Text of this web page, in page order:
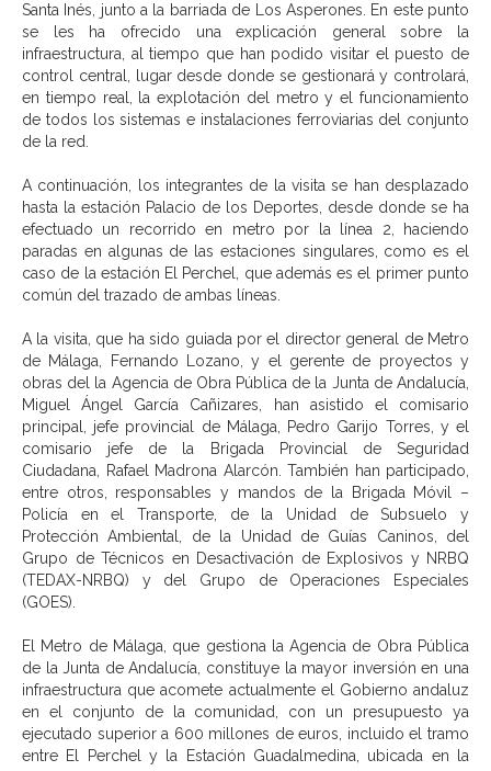
Santa Inés, junto a la barriada de Los Asperones. En este punto
se les ha ofrecido una explicación general sobre la
infraestructura, al tiempo que han podido visitar el puesto de
control central, lugar desde donde se gestionará y controlará,
en tiempo real, la explotación del metro y el funcionamiento
de todos los sistemas e instalaciones ferroviarias del conjunto
de la red.
A continuación, los integrantes de la visita se han desplazado
hasta la estación Palacio de los Deportes, desde donde se ha
efectuado un recorrido en metro por la línea 2, haciendo
paradas en algunas de las estaciones singulares, como es el
caso de la estación El Perchel, que además es el primer punto
común del trazado de ambas líneas.
A la visita, que ha sido guiada por el director general de Metro
de Málaga, Fernando Lozano, y el gerente de proyectos y
obras del la Agencia de Obra Pública de la Junta de Andalucía,
Miguel Ángel García Cañizares, han asistido el comisario
principal, jefe provincial de Málaga, Pedro Garijo Torres, y el
comisario jefe de la Brigada Provincial de Seguridad
Ciudadana, Rafael Madrona Alarcón. También han participado,
entre otros, responsables y mandos de la Brigada Móvil –
Policía en el Transporte, de la Unidad de Subsuelo y
Protección Ambiental, de la Unidad de Guías Caninos, del
Grupo de Técnicos en Desactivación de Explosivos y NRBQ
(TEDAX-NRBQ) y del Grupo de Operaciones Especiales
(GOES).
El Metro de Málaga, que gestiona la Agencia de Obra Pública
de la Junta de Andalucía, constituye la mayor inversión en una
infraestructura que acomete actualmente el Gobierno andaluz
en el conjunto de la comunidad, con un presupuesto ya
ejecutado superior a 600 millones de euros, incluido el tramo
entre El Perchel y la Estación Guadalmedina, ubicada en la